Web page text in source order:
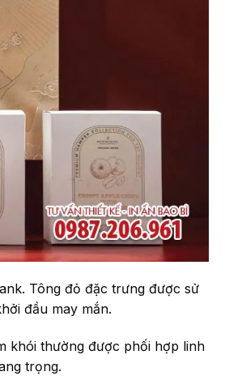
Tông đỏ đặc trưng được sử
đầu may mắn.
khói thường được phối hợp linh
trọng.